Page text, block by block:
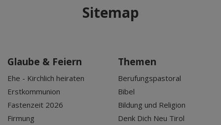
Sitemap
Glaube & Feiern
Ehe - Kirchlich heiraten
Erstkommunion
Fastenzeit 2026
Firmung
Themen
Berufungspastoral
Bibel
Bildung und Religion
Denk Dich Neu Tirol